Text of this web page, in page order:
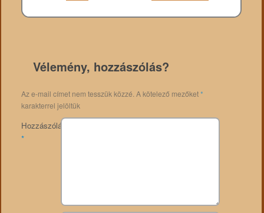
Vélemény, hozzászólás?
Az e-mail címet nem tesszük közzé. A kötelező mezőket*
karakterrel jelöltük
Hozzászólás
*